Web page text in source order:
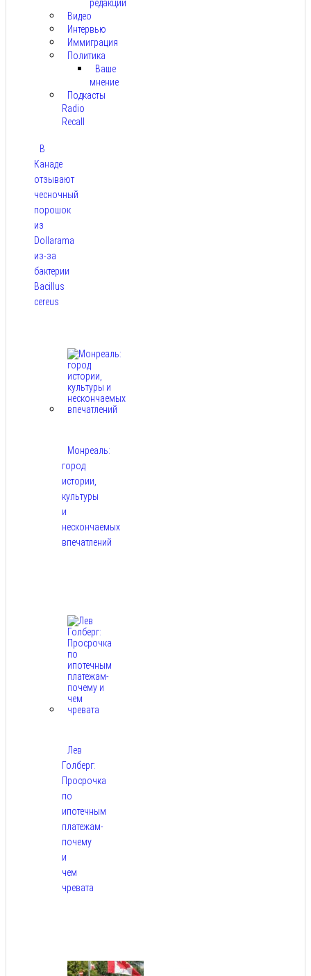
редакции
Видео
Интервью
Иммиграция
Политика
Ваше
мнение
Подкасты
Radio
Recall
В
Канаде
отзывают
чесночный
порошок
из
Dollarama
из-за
бактерии
Bacillus
cereus
Монреаль:
город
истории,
культуры
и
нескончаемых
впечатлений
Лев
Голберг:
Просрочка
по
ипотечным
платежам-
почему
и
чем
чревата